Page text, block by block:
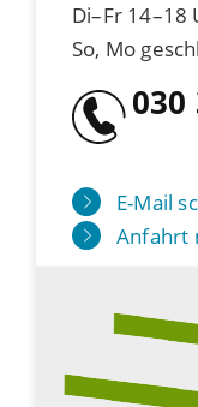
Di–Fr 14–18
So, Mo
030
E-Mail
Anfahrt